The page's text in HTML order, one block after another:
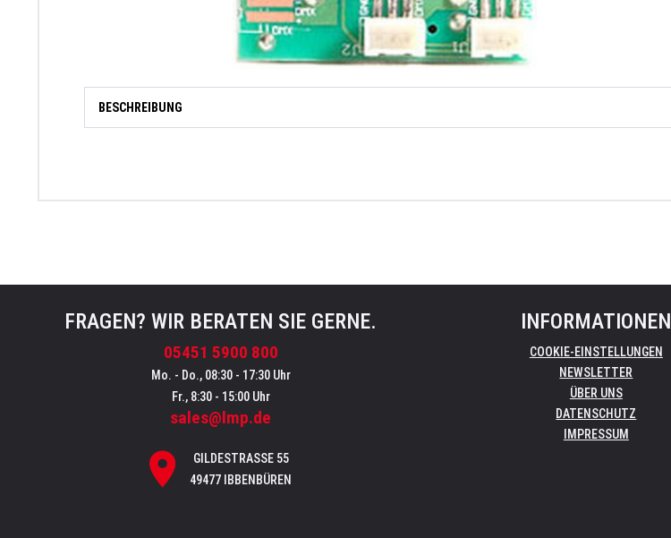
BESCHREIBUNG
FRAGEN? WIR BERATEN SIE GERNE.
05451 5900 800
Mo. - Do., 08:30 - 17:30 Uhr
Fr., 8:30 - 15:00 Uhr
sales@lmp.de
GILDESTRASSE 55
49477 IBBENBÜREN
INFORMATIONEN
COOKIE-EINSTELLUNGEN
NEWSLETTER
ÜBER UNS
DATENSCHUTZ
IMPRESSUM